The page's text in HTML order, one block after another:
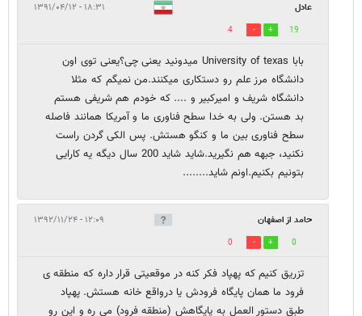
عادل ۱۸:۳۱ - ۱۳۹۱/۰۴/۱۲
19
4
بابا University of texas میدونید یعنی چی؟یعنی توی اون
دانشگاه مرز علم رو دستکاری میکنند.من نمیگم که مثلا
دانشگاه شریف و امیرکبیر و .... که خودم هم شریفی هستم
بد هستن. ولی به خدا سطح فناوری ما و آمریکا همانند فاصله
سطح فناوری بین ما و کنگو هستش. پس الکی گردن راست
نکنید، جبهه هم نگیرید.شاید شاید 200 سال دیگه یه کارایی
بتونیم بکنیم.اونم شاید........
حامد از اصفهان ۱۲:۰۹ - ۱۳۹۲/۱۱/۲۴
0
0
تزریق کنیم که پهپاد فکر کنه در موقعیتی قرار داره که منطقه ی
فرود ما همان پایگاه فرودش یا درواقع خانه هستش. پهپاد
طبق دستور العمل به پایگاهش (منطقه فرود) می ره و این رو